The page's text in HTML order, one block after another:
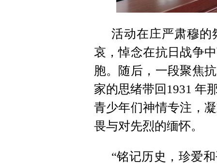
活动在庄严肃穆的
哀，悼念在抗日战争
胞。随后，一段聚焦
家的思绪带回1931 年
青少年们神情专注，
畏与对先烈的缅怀。
“铭记历史，珍爱